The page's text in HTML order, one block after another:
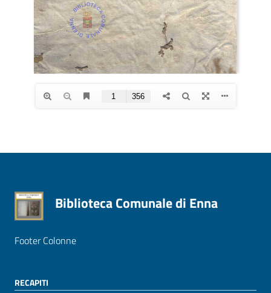
Biblioteca Comunale di Enna
Footer Colonne
RECAPITI